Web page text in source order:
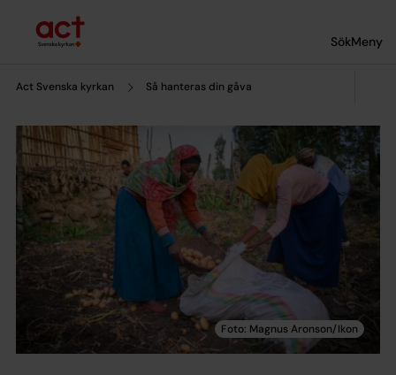
SökMeny
Act Svenska kyrkan Så hanteras din gåva